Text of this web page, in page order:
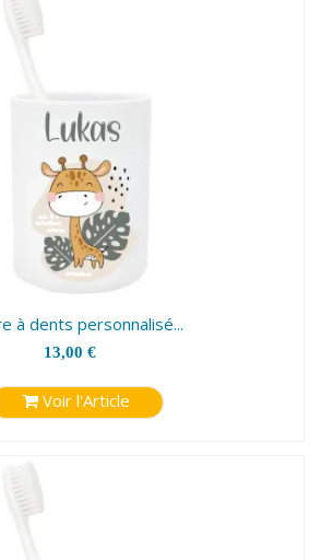
à dents personnalisé...
13,00 €
Voir l'Article